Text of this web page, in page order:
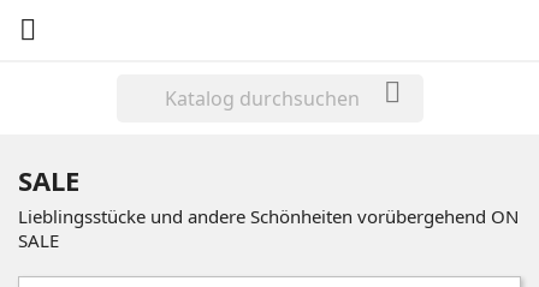


SALE
Lieblingsstücke und andere Schönheiten vorübergehend ON
SALE